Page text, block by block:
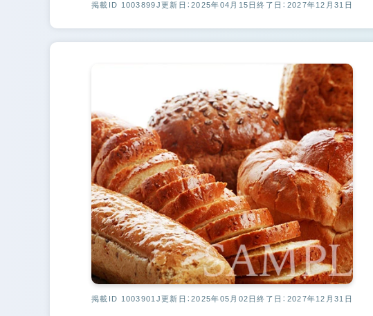
掲載ID 1003899J更新日：2025年04月15日終了日：2027年12月31日
掲載ID 1003901J更新日：2025年05月02日終了日：2027年12月31日